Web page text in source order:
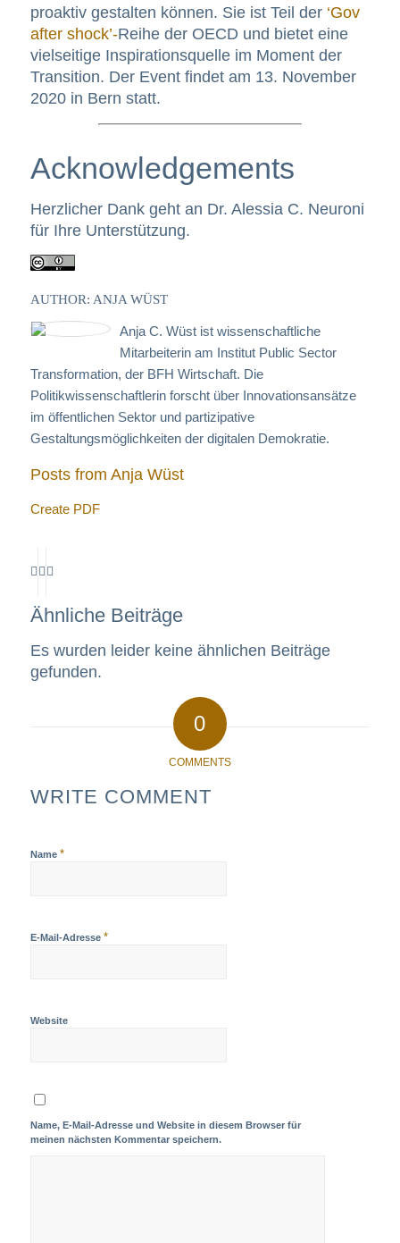
proaktiv gestalten können. Sie ist Teil der ‘Gov
after shock’-Reihe der OECD und bietet eine
vielseitige Inspirationsquelle im Moment der
Transition. Der Event findet am 13. November
2020 in Bern statt.
Acknowledgements
Herzlicher Dank geht an Dr. Alessia C. Neuroni
für Ihre Unterstützung.
AUTHOR: ANJA WÜST
Anja C. Wüst ist wissenschaftliche
Mitarbeiterin am Institut Public Sector
Transformation, der BFH Wirtschaft. Die
Politikwissenschaftlerin forscht über Innovationsansätze
im öffentlichen Sektor und partizipative
Gestaltungsmöglichkeiten der digitalen Demokratie.
Posts from Anja Wüst
Create PDF
Ähnliche Beiträge
Es wurden leider keine ähnlichen Beiträge
gefunden.
0
COMMENTS
WRITE COMMENT
Name *
E-Mail-Adresse *
Website
Name, E-Mail-Adresse und Website in diesem Browser für
meinen nächsten Kommentar speichern.